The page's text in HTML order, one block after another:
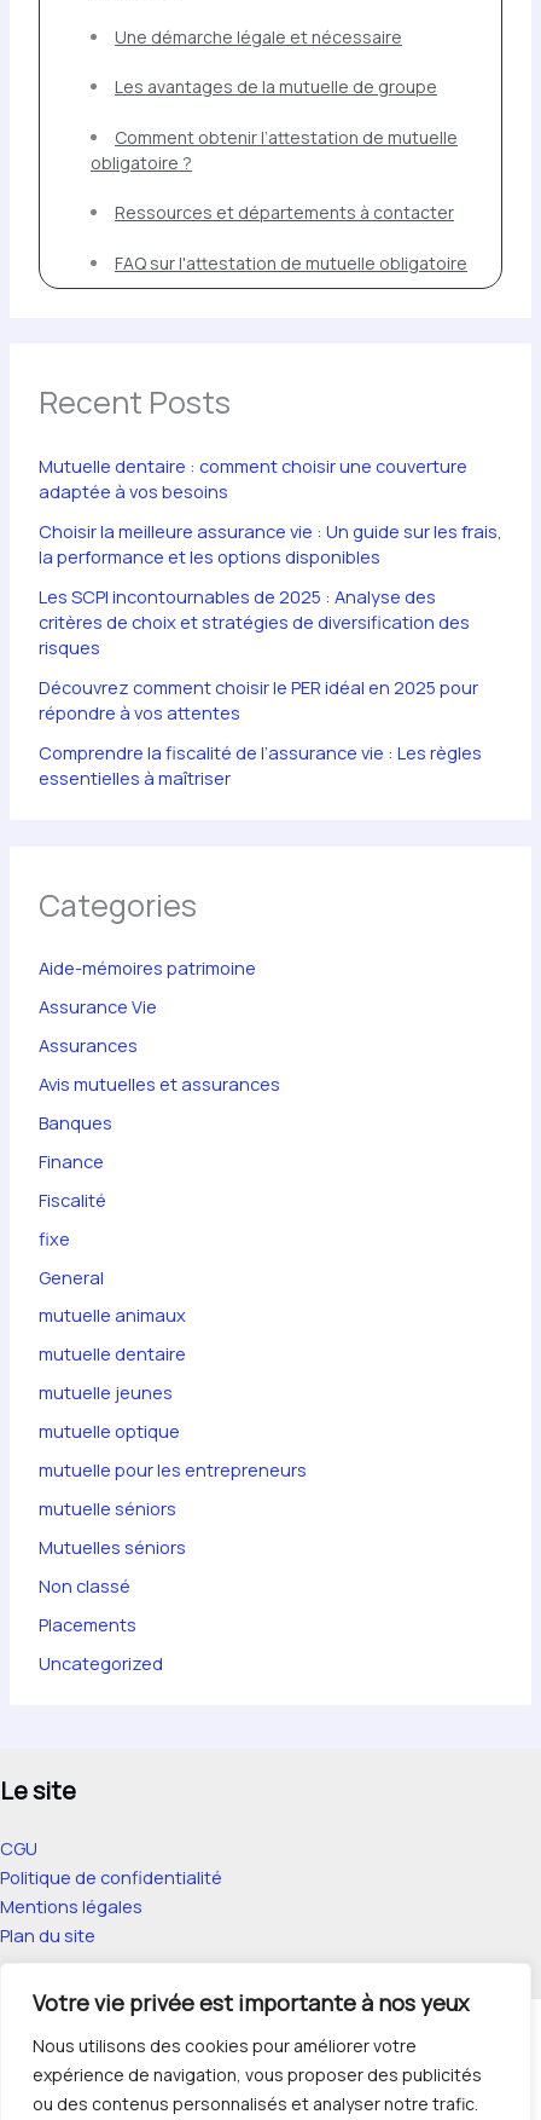
Votre vie privée est importante à nos yeux
Nous utilisons des cookies pour améliorer votre
expérience de navigation, vous proposer des publicités
ou des contenus personnalisés et analyser notre trafic.
Une démarche légale et nécessaire
Les avantages de la mutuelle de groupe
Comment obtenir l’attestation de mutuelle
obligatoire ?
Ressources et départements à contacter
FAQ sur l'attestation de mutuelle obligatoire
Recent Posts
Mutuelle dentaire : comment choisir une couverture
adaptée à vos besoins
Choisir la meilleure assurance vie : Un guide sur les frais,
la performance et les options disponibles
Les SCPI incontournables de 2025 : Analyse des
critères de choix et stratégies de diversification des
risques
Découvrez comment choisir le PER idéal en 2025 pour
répondre à vos attentes
Comprendre la fiscalité de l’assurance vie : Les règles
essentielles à maîtriser
Categories
Aide-mémoires patrimoine
Assurance Vie
Assurances
Avis mutuelles et assurances
Banques
Finance
Fiscalité
fixe
General
mutuelle animaux
mutuelle dentaire
mutuelle jeunes
mutuelle optique
mutuelle pour les entrepreneurs
mutuelle séniors
Mutuelles séniors
Non classé
Placements
Uncategorized
Le site
CGU
Politique de confidentialité
Mentions légales
Plan du site
Accueil
À propos